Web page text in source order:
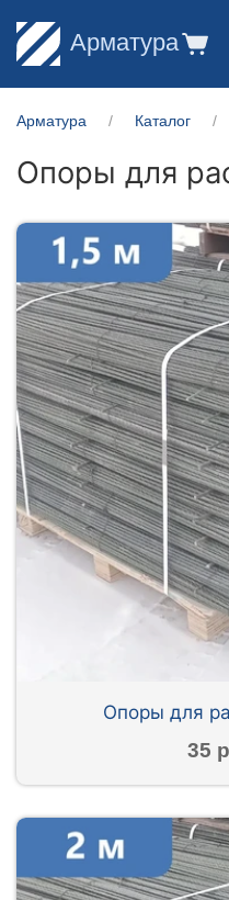
Арматура
Арматура Каталог
Опоры для
Опоры для
35